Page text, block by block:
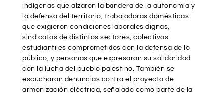
indígenas que alzaron la bandera de la autonomía y
la defensa del territorio, trabajadoras domésticas
que exigieron condiciones laborales dignas,
sindicatos de distintos sectores, colectivos
estudiantiles comprometidos con la defensa de lo
público, y personas que expresaron su solidaridad
con la lucha del pueblo palestino. También se
escucharon denuncias contra el proyecto de
armonización eléctrica, señalado como parte de la